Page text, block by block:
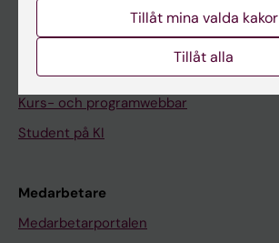
Schema
Studentmejlen
Kurs- och programwebbar
Student på KI
Medarbetare
Medarbetarportalen
Tillåt mina valda kakor
Tillåt alla